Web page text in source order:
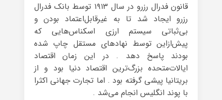
قانون فدرال رزرو در سال ۱۹۱۳ توسط بانک فدرال
رزرو ایجاد شد تا به غیرقابل‌اعتماد بودن و
بی‌ثباتی سیستم ارزی اسکناس‌هایی که
پیش‌ازاین توسط نهادهای مستقل چاپ شده
بودند پاسخ دهد . در این زمان اقتصاد
ایالات‌متحده بزرگ‌ترین اقتصاد دنیا بود و از
بریتانیا پیشی گرفته بود . اما تجارت جهانی اکثرا
با پوند انگلیس انجام می‌شد .